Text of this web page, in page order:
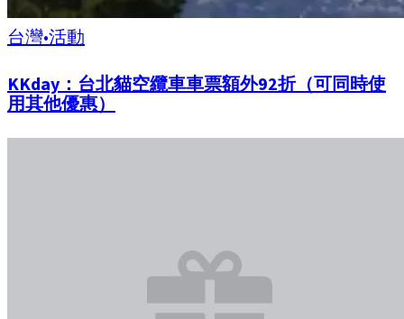
台灣•活動
KKday：台北貓空纜車車票額外92折（可同時使
用其他優惠）